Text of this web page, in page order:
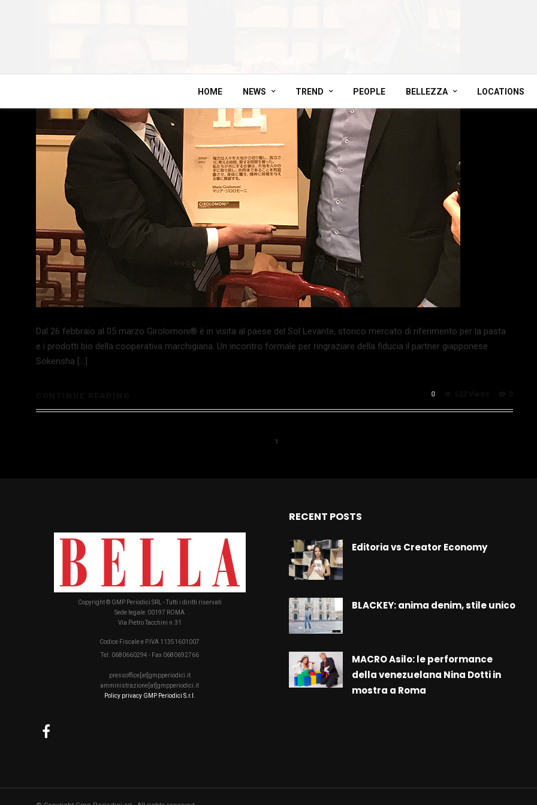
HOME NEWS TREND PEOPLE BELLEZZA LOCATIONS
Dal 26 febbraio al 05 marzo Girolomoni® è in visita al paese del Sol Levante, storico mercato di riferimento per la pasta
e i prodotti bio della cooperativa marchigiana. Un incontro formale per ringraziare della fiducia il partner giapponese
Sokensha […]
0
1
Copyright © GMP Periodici SRL - Tutti i diritti riservati
Sede legale: 00197 ROMA
Via Pietro Tacchini n.31
Codice Fiscale e P.IVA 11351601007
Tel. 0680660294 - Fax 0680692766
pressoffice[at]gmpperiodici.it
amministrazione[at]gmpperiodici.it
Policy privacy GMP Periodici S.r.l.
RECENT POSTS
Editoria vs Creator Economy
BLACKEY: anima denim, stile unico
MACRO Asilo: le performance
della venezuelana Nina Dotti in
mostra a Roma